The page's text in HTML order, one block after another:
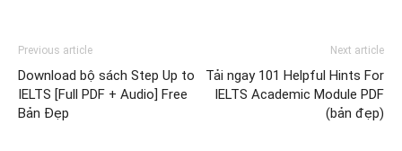
Previous article
Download bộ sách Step Up to
IELTS [Full PDF + Audio] Free
Bản Đẹp
Next article
Tải ngay 101 Helpful Hints For
IELTS Academic Module PDF
(bản đẹp)